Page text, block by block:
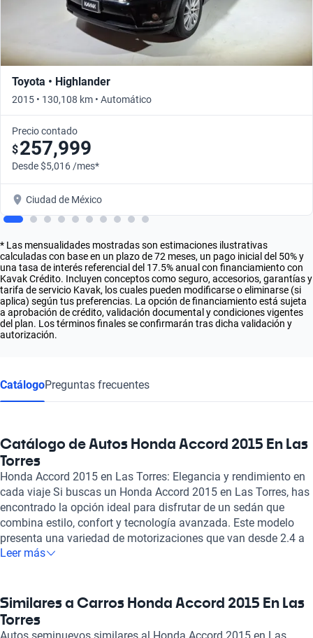
Toyota • Highlander
2015 • 130,108 km • Automático
Precio contado
$257,999
Desde $5,016 /mes*
Ciudad de México
* Las mensualidades mostradas son estimaciones ilustrativas
calculadas con base en un plazo de 72 meses, un pago inicial del 50% y
una tasa de interés referencial del 17.5% anual con financiamiento con
Kavak Crédito. Incluyen conceptos como seguro, accesorios, garantías y
tarifa de servicio Kavak, los cuales pueden modificarse o eliminarse (si
aplica) según tus preferencias. La opción de financiamiento está sujeta
a aprobación de crédito, validación documental y condiciones vigentes
del plan. Los términos finales se confirmarán tras dicha validación y
autorización.
CatálogoPreguntas frecuentes
Catálogo de Autos Honda Accord 2015 En Las
Torres
Honda Accord 2015 en Las Torres: Elegancia y rendimiento en
cada viaje Si buscas un Honda Accord 2015 en Las Torres, has
encontrado la opción ideal para disfrutar de un sedán que
combina estilo, confort y tecnología avanzada. Este modelo
presenta una variedad de motorizaciones que van desde 2.4 a
3.5 litros, ofreciendo un rango de potencia de hasta 278 hp,
8.0 y 10.4 litros cada 100 km. El Honda Accord 2015 se
caracteriza por su diseño sofisticado y un interior espacioso
donde hasta cinco pasajeros pueden viajar cómodamente. Sus
Leer más
Similares a Carros Honda Accord 2015 En Las
Torres